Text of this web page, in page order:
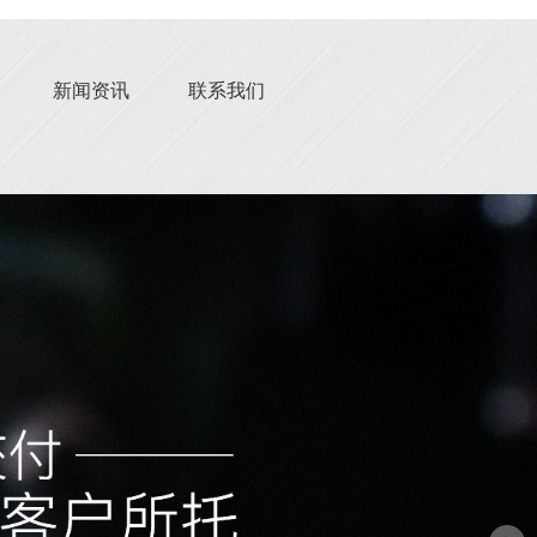
新闻资讯 联系我们